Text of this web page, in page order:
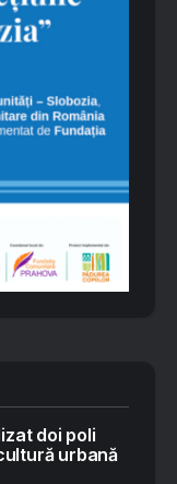
doi poli
urbană